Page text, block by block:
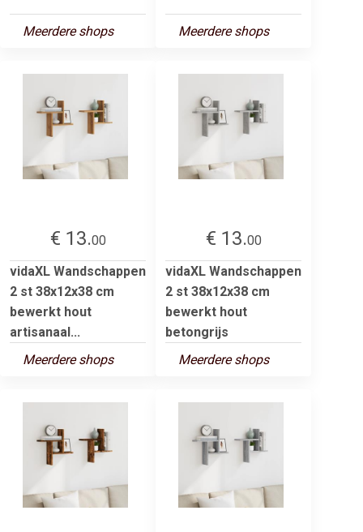
Meerdere shops Meerdere shops
€ 13.00
vidaXL Wandschappen
2 st 38x12x38 cm
bewerkt hout
artisanaal...
Meerdere shops
€ 13.00
vidaXL Wandschappen
2 st 38x12x38 cm
bewerkt hout
betongrijs
Meerdere shops